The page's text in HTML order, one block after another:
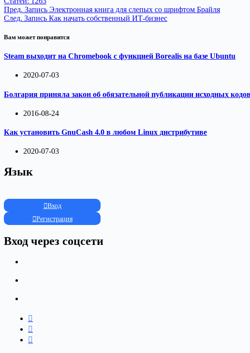
Пред. Запись Электронная книга для слепых со шрифтом Брайля
След. Запись Как начать собственный ИТ-бизнес
Вам может понравится
Steam выходит на Chromebook с функцией Borealis на базе Ubuntu
2020-07-03
Болгария приняла закон об обязательной публикации исходных
2016-08-24
Как установить GnuCash 4.0 в любом Linux дистрибутиве
2020-07-03
Язык
Вход
Регистрация
Вход через соцсети